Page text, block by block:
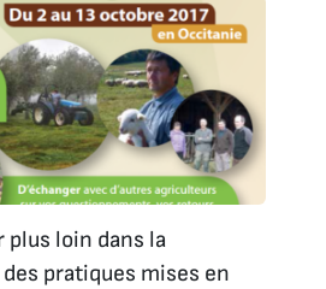
plus loin dans la
pratiques mises en